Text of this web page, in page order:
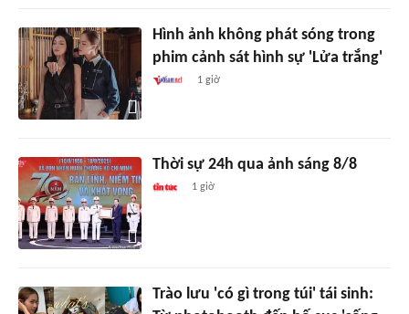
Hình ảnh không phát sóng trong
phim cảnh sát hình sự 'Lửa trắng'
1 giờ
Thời sự 24h qua ảnh sáng 8/8
1 giờ
Trào lưu 'có gì trong túi' tái sinh: